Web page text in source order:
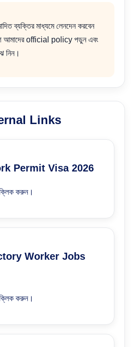
ব্যক্তির মাধ্যমে লেনদেন করবেন
আমাদের official policy পড়ুন এবং
নিন।
Links
Permit Visa 2026
করুন।
Worker Jobs
করুন।